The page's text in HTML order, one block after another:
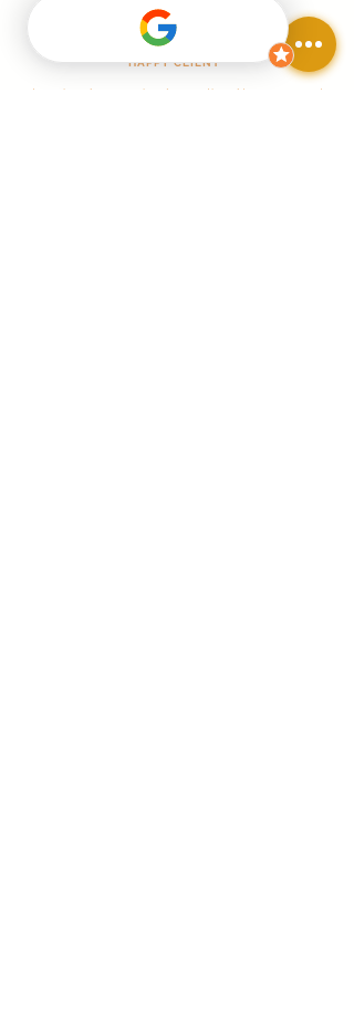
HAPPY CLIENT
Je suis très attentive à ma clientèle et me rend